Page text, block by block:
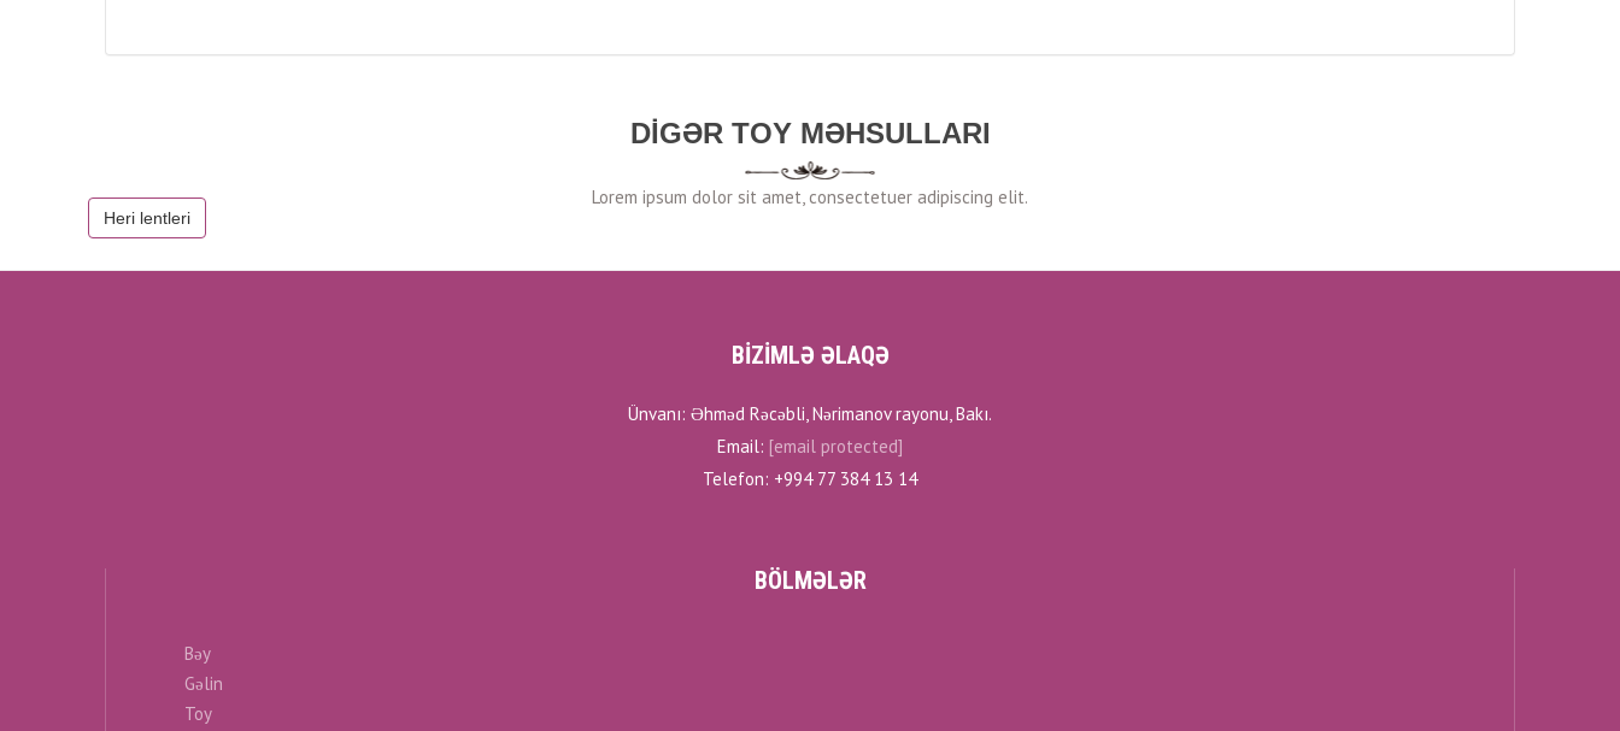
DIGƏR TOY MƏHSULLARI
Heri lentleri
BİZİMLƏ ƏLAQƏ
Ünvanı: Əhməd Rəcəbli, Nərimanov rayonu, Bakı.
Email: [email protected]
Telefon: +994 77 384 13 14
BÖLMƏLƏR
Bəy
Gəlin
Toy